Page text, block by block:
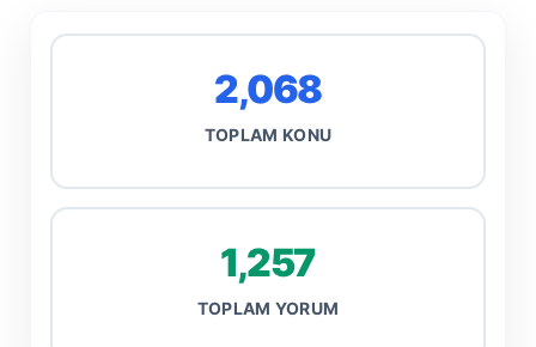
2,068
TOPLAM KONU
1,257
TOPLAM YORUM